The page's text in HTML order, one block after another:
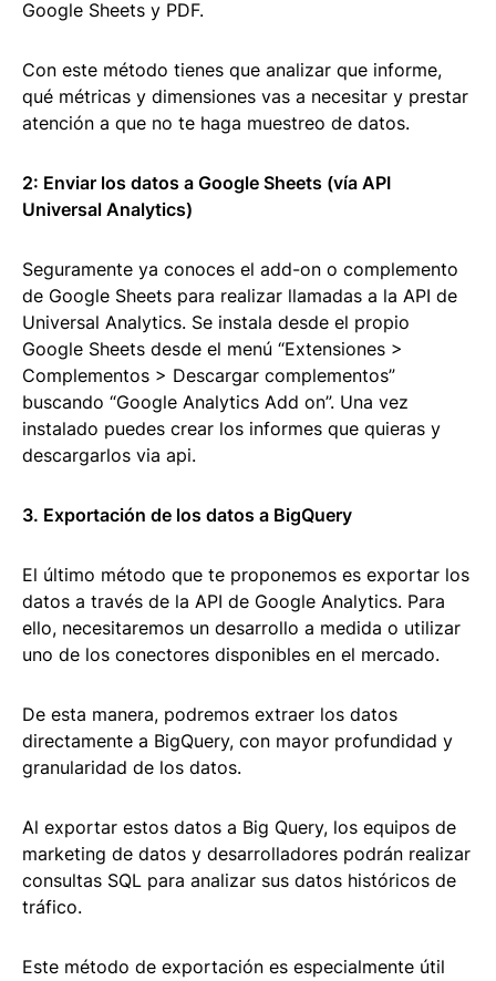
Google Sheets y PDF.
Con este método tienes que analizar que informe,
qué métricas y dimensiones vas a necesitar y prestar
atención a que no te haga muestreo de datos.
2: Enviar los datos a Google Sheets (vía API
Universal Analytics)
Seguramente ya conoces el add-on o complemento
de Google Sheets para realizar llamadas a la API de
Universal Analytics. Se instala desde el propio
Google Sheets desde el menú “Extensiones >
Complementos > Descargar complementos”
buscando “Google Analytics Add on”. Una vez
instalado puedes crear los informes que quieras y
descargarlos via api.
3. Exportación de los datos a BigQuery
El último método que te proponemos es exportar los
datos a través de la API de Google Analytics. Para
ello, necesitaremos un desarrollo a medida o utilizar
uno de los conectores disponibles en el mercado.
De esta manera, podremos extraer los datos
directamente a BigQuery, con mayor profundidad y
granularidad de los datos.
Al exportar estos datos a Big Query, los equipos de
marketing de datos y desarrolladores podrán realizar
consultas SQL para analizar sus datos históricos de
tráfico.
Este método de exportación es especialmente útil